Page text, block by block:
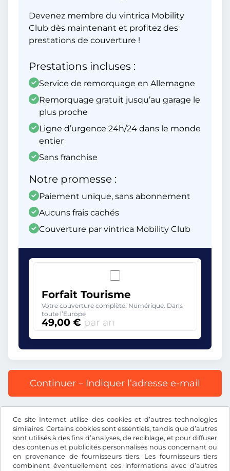
Ce site Internet utilise des cookies et d’autres technologies
similaires. Certains cookies sont essentiels, tandis que d’autres
sont utilisés à des fins d’analyses, de reciblage, et pour diffuser
des contenus et publicités personnalisés nous concernant ou
en provenance de fournisseurs tiers. Les fournisseurs tiers
combinent éventuellement ces informations avec d’autres
Devenez membre du vintrica Mobility
Club dès maintenant et profitez des
prestations de couverture !
Prestations incluses :
Service de remorquage en Allemagne
Remorquage gratuit jusqu’au garage le
plus proche
Ligne d’urgence 24h/24 dans le monde
entier
Sans franchise
Notre promesse :
Paiement unique, sans abonnement
Aucuns frais cachés
Couverture par vintrica Mobility Club
Forfait Tourisme
Votre couverture complète. Numérique. Dans
toute l’Europe
49,00 € par an
Continuer – Indiquer l’adresse e-mail
compris les frais d’enregistrement et la TVA.